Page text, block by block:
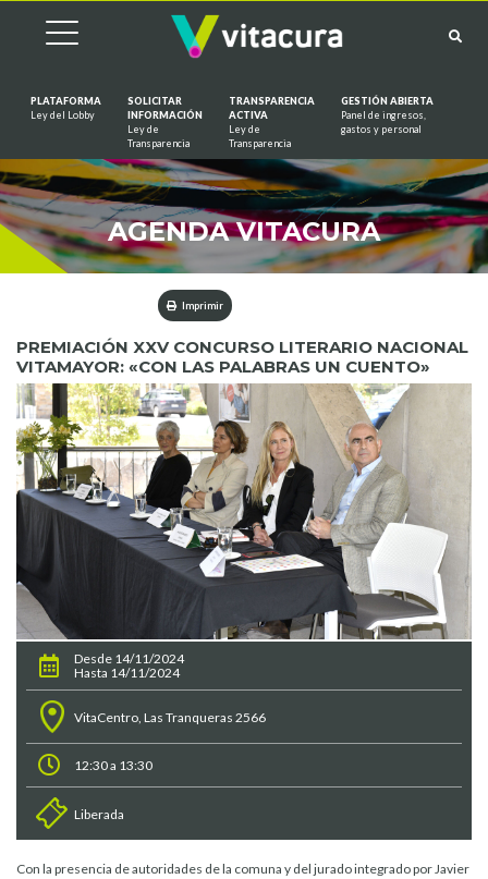
PLATAFORMA
Ley del Lobby
SOLICITAR
INFORMACIÓN
Ley de
Transparencia
TRANSPARENCIA
ACTIVA
Ley de
Transparencia
GESTIÓN ABIERTA
Panel de ingresos,
gastos y personal
AGENDA VITACURA
Imprimir
PREMIACIÓN XXV CONCURSO LITERARIO NACIONAL
VITAMAYOR: «CON LAS PALABRAS UN CUENTO»
Desde 14/11/2024
Hasta 14/11/2024
VitaCentro, Las Tranqueras 2566
12:30 a 13:30
Liberada
Con la presencia de autoridades de la comuna y del jurado integrado por Javier